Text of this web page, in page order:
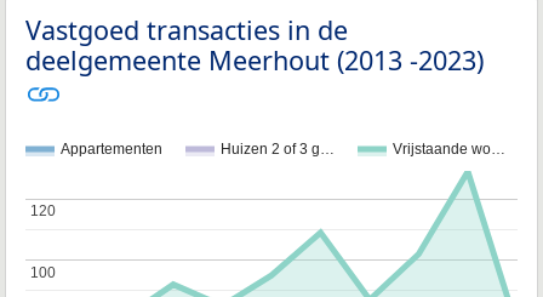
Vastgoed transacties in de
deelgemeente Meerhout (2013 -2023)
Appartementen Huizen 2 of 3 g… Vrijstaande wo…
100
100
120
120